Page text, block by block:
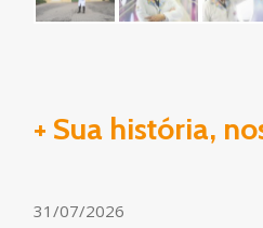
+ Sua história,
31/07/2026